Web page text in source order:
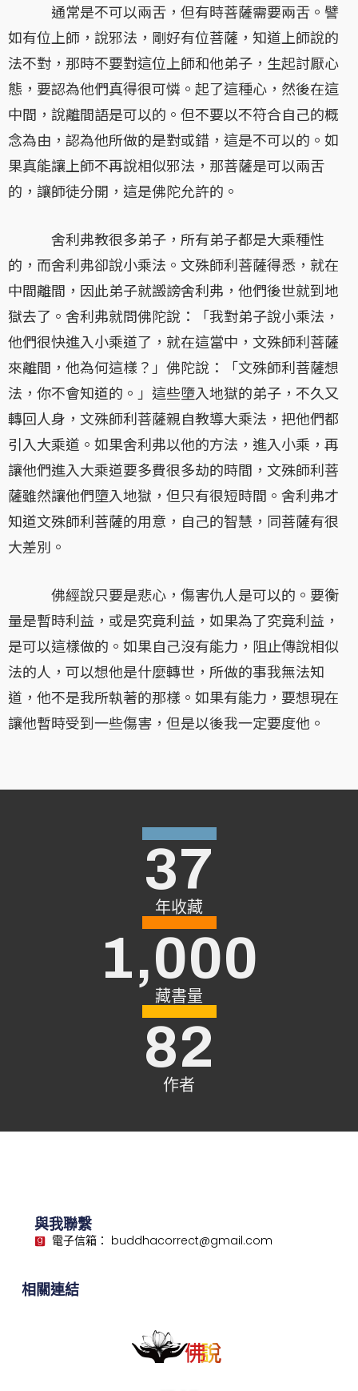
通常是不可以兩舌，但有時菩薩需要兩舌。譬
如有位上師，說邪法，剛好有位菩薩，知道上師說的
法不對，那時不要對這位上師和他弟子，生起討厭心
態，要認為他們真得很可憐。起了這種心，然後在這
中間，說離間語是可以的。但不要以不符合自己的概
念為由，認為他所做的是對或錯，這是不可以的。如
果真能讓上師不再說相似邪法，那菩薩是可以兩舌
的，讓師徒分開，這是佛陀允許的。
舍利弗教很多弟子，所有弟子都是大乘種性
的，而舍利弗卻說小乘法。文殊師利菩薩得悉，就在
中間離間，因此弟子就譭謗舍利弗，他們後世就到地
獄去了。舍利弗就問佛陀說：「我對弟子說小乘法，
他們很快進入小乘道了，就在這當中，文殊師利菩薩
來離間，他為何這樣？」佛陀說：「文殊師利菩薩想
法，你不會知道的。」這些墮入地獄的弟子，不久又
轉回人身，文殊師利菩薩親自教導大乘法，把他們都
引入大乘道。如果舍利弗以他的方法，進入小乘，再
讓他們進入大乘道要多費很多劫的時間，文殊師利菩
薩雖然讓他們墮入地獄，但只有很短時間。舍利弗才
知道文殊師利菩薩的用意，自己的智慧，同菩薩有很
大差別。
佛經說只要是悲心，傷害仇人是可以的。要衡
量是暫時利益，或是究竟利益，如果為了究竟利益，
是可以這樣做的。如果自己沒有能力，阻止傳說相似
法的人，可以想他是什麼轉世，所做的事我無法知
道，他不是我所執著的那樣。如果有能力，要想現在
讓他暫時受到一些傷害，但是以後我一定要度他。
年收藏
37
藏書量
1,000
作者
82
與我聯繫
電子信箱： buddhacorrect@gmail.com
相關連結